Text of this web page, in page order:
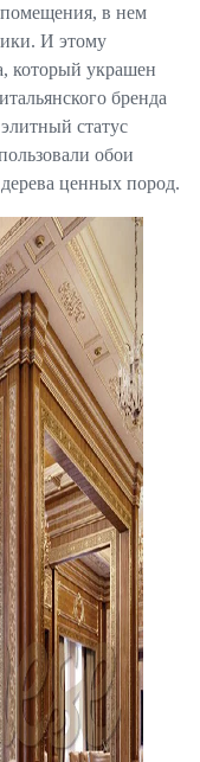
помещения, в нем
И этому
который украшен
бренда
статус
обои
ценных пород.